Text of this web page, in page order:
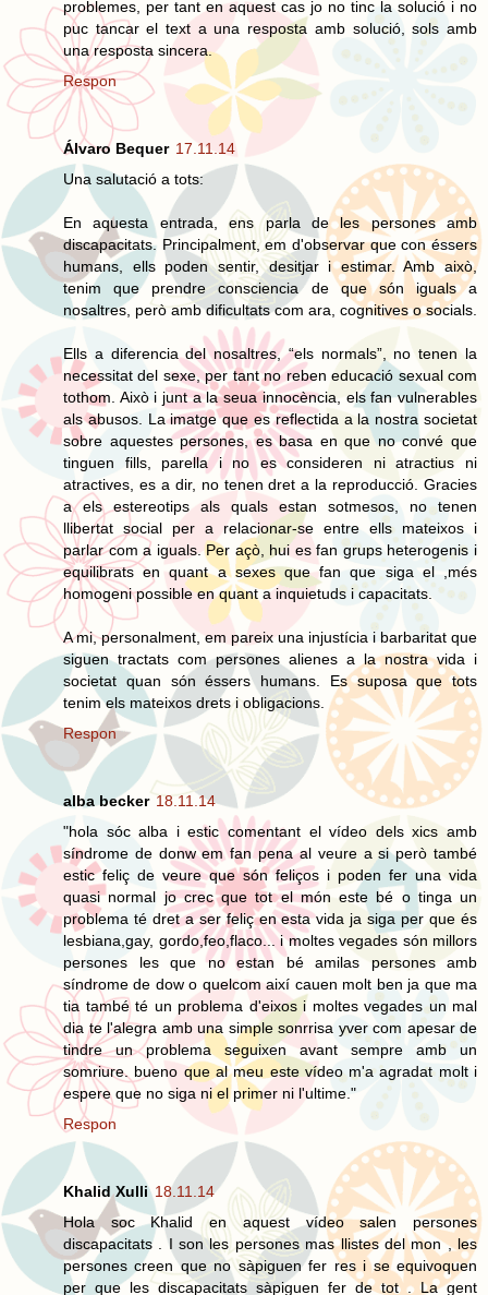
problemes, per tant en aquest cas jo no tinc la solució i no
puc tancar el text a una resposta amb solució, sols amb
una resposta sincera.
Respon
Álvaro Bequer 17.11.14
Una salutació a tots:
En aquesta entrada, ens parla de les persones amb
discapacitats. Principalment, em d'observar que con éssers
humans, ells poden sentir, desitjar i estimar. Amb això,
tenim que prendre consciencia de que són iguals a
nosaltres, però amb dificultats com ara, cognitives o socials.
Ells a diferencia del nosaltres, “els normals”, no tenen la
necessitat del sexe, per tant no reben educació sexual com
tothom. Això i junt a la seua innocència, els fan vulnerables
als abusos. La imatge que es reflectida a la nostra societat
sobre aquestes persones, es basa en que no convé que
tinguen fills, parella i no es consideren ni atractius ni
atractives, es a dir, no tenen dret a la reproducció. Gracies
a els estereotips als quals estan sotmesos, no tenen
llibertat social per a relacionar-se entre ells mateixos i
parlar com a iguals. Per açò, hui es fan grups heterogenis i
equilibrats en quant a sexes que fan que siga el ,més
homogeni possible en quant a inquietuds i capacitats.
A mi, personalment, em pareix una injustícia i barbaritat que
siguen tractats com persones alienes a la nostra vida i
societat quan són éssers humans. Es suposa que tots
tenim els mateixos drets i obligacions.
Respon
alba becker 18.11.14
"hola sóc alba i estic comentant el vídeo dels xics amb
síndrome de donw em fan pena al veure a si però també
estic feliç de veure que són feliços i poden fer una vida
quasi normal jo crec que tot el món este bé o tinga un
problema té dret a ser feliç en esta vida ja siga per que és
lesbiana,gay, gordo,feo,flaco... i moltes vegades són millors
persones les que no estan bé amilas persones amb
síndrome de dow o quelcom així cauen molt ben ja que ma
tia també té un problema d'eixos i moltes vegades un mal
dia te l'alegra amb una simple sonrrisa yver com apesar de
tindre un problema seguixen avant sempre amb un
somriure. bueno que al meu este vídeo m'a agradat molt i
espere que no siga ni el primer ni l'ultime."
Respon
Khalid Xulli 18.11.14
Hola soc Khalid en aquest vídeo salen persones
discapacitats . I son les persones mas llistes del mon , les
persones creen que no sàpiguen fer res i se equivoquen
per que les discapacitats sàpiguen fer de tot . La gent